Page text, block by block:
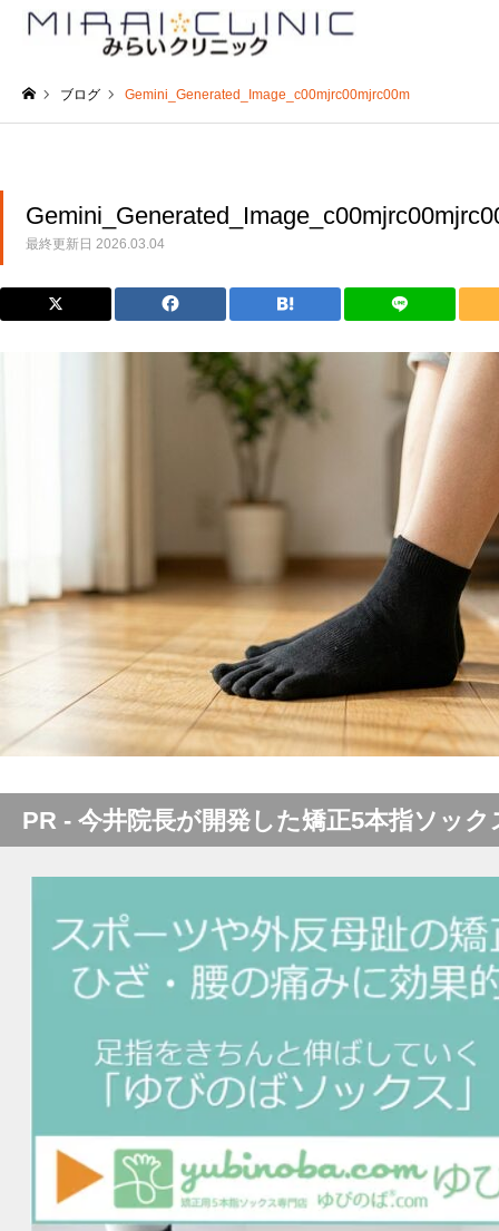
ブログ Gemini_Generated_Image_c00mjrc00mjrc00m
最終更新日 2026.03.04
PR - 今井院長が開発した矯正5本指ソック